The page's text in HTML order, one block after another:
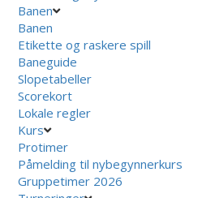
Banen
Banen
Etikette og raskere spill
Baneguide
Slopetabeller
Scorekort
Lokale regler
Kurs
Protimer
Påmelding til nybegynnerkurs
Gruppetimer 2026